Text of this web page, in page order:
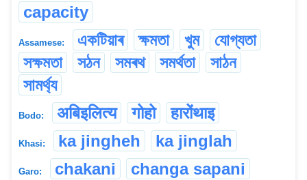
capacity
Assamese: একটিয়াৰ ক্ষমতা খুম
যোগ্যতা
সক্ষমতা
সঠন সমৰথ সমৰ্থতা
সাঠন
সামৰ্থ্য
Bodo: अबिइलित्य गोहो हारोंथाइ
Khasi: ka jingheh ka jinglah
Garo: chakani
changa sapani